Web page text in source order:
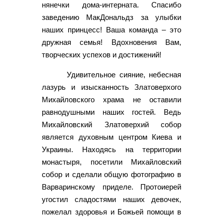
нянечки дома-интерната. Спасибо
заведению МакДональдз за улыбки
наших принцесс! Ваша команда – это
дружная семья! Вдохновения Вам,
творческих успехов и достижений!
Удивительное сияние, небесная
лазурь и изысканность Златоверхого
Михайловского храма не оставили
равнодушными наших гостей. Ведь
Михайловский Златоверхий собор
является духовным центром Киева и
Украины. Находясь на территории
монастыря, посетили Михайловский
собор и сделали общую фотографию в
Варваринскому приделе. Протоиерей
угостил сладостями наших девочек,
пожелал здоровья и Божьей помощи в